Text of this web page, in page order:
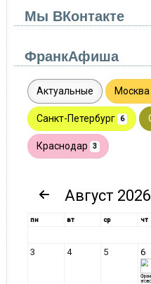
Мы ВКонтакте
ФранкАфиша